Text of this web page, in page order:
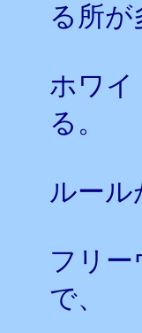
る所が
ホワイ
る。
ルー
フリ
で、